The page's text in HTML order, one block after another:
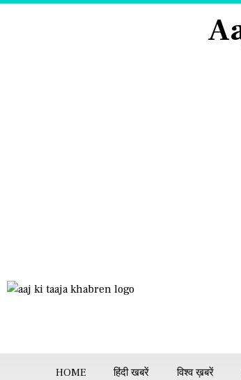
HOME हिंदी खबरें विश्व ख़बरें